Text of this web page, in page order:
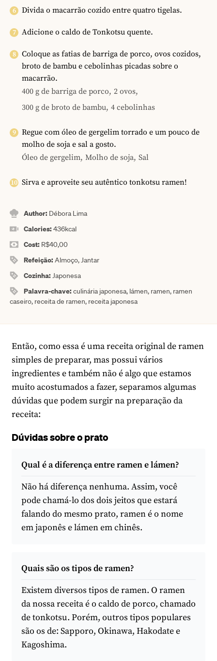
Divida o macarrão cozido entre quatro tigelas.
Adicione o caldo de Tonkotsu quente.
Coloque as fatias de barriga de porco, ovos cozidos,
broto de bambu e cebolinhas picadas sobre o
macarrão.
400 g de barriga de porco, 2 ovos,
300 g de broto de bambu, 4 cebolinhas
Regue com óleo de gergelim torrado e um pouco de
molho de soja e sal a gosto.
Óleo de gergelim, Molho de soja, Sal
Sirva e aproveite seu autêntico tonkotsu ramen!
Author: Débora Lima
Calories:436kcal
Cost: R$40,00
Refeição:Almoço, Jantar
Cozinha:Japonesa
Palavra-chave:culinária japonesa, lámen, ramen, ramen
caseiro, receita de ramen, receita japonesa
Então, como essa é uma receita original de ramen
simples de preparar, mas possui vários
ingredientes e também não é algo que estamos
muito acostumados a fazer, separamos algumas
dúvidas que podem surgir na preparação da
receita:
Dúvidas sobre o prato
Qual é a diferença entre ramen e lámen?
Não há diferença nenhuma. Assim, você
pode chamá-lo dos dois jeitos que estará
falando do mesmo prato, ramen é o nome
em japonês e lámen em chinês.
Quais são os tipos de ramen?
Existem diversos tipos de ramen. O ramen
da nossa receita é o caldo de porco, chamado
de tonkotsu. Porém, outros tipos populares
são os de: Sapporo, Okinawa, Hakodate e
Kagoshima.